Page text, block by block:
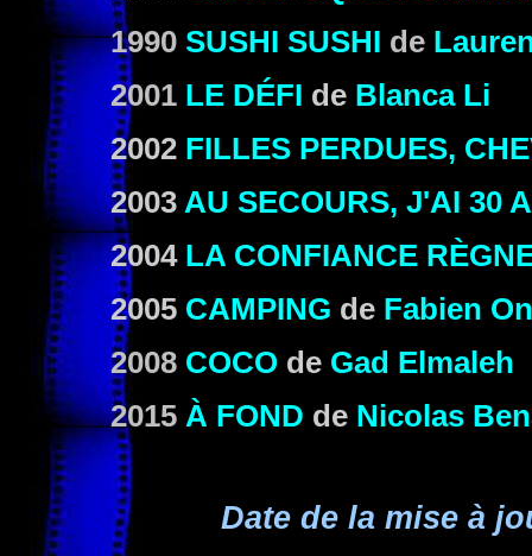
1990 SUSHI SUSHI de
2001 LE DÉFI de Blanca Li
2002 FILLES PERDUES,
2003 AU SECOURS, J'AI 30
2004 LA CONFIANCE
2005 CAMPING de Fabien
2008 COCO de Gad Elmaleh
2015 À FOND de Nicolas
Date de la mise à